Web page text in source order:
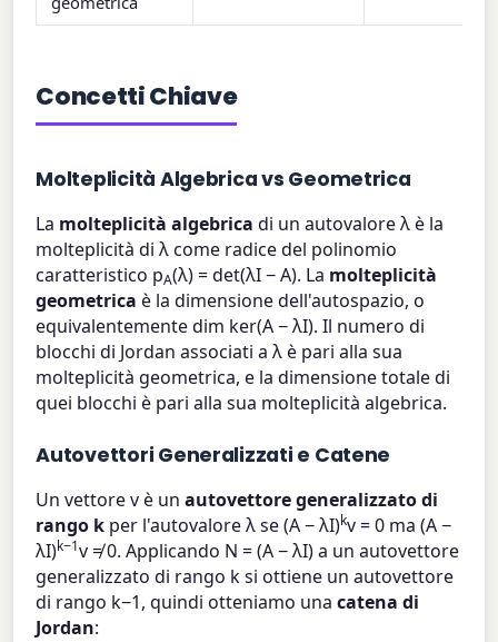
Concetti Chiave
Molteplicità Algebrica vs Geometrica
La molteplicità algebrica di un autovalore λ è la
molteplicità di λ come radice del polinomio
caratteristico pA(λ) = det(λI − A). La molteplicità
geometrica è la dimensione dell'autospazio, o
equivalentemente dim ker(A − λI). Il numero di
blocchi di Jordan associati a λ è pari alla sua
molteplicità geometrica, e la dimensione totale di
quei blocchi è pari alla sua molteplicità algebrica.
Autovettori Generalizzati e Catene
Un vettore v è unautovettore generalizzato di
rango k per l'autovalore λ se (A − λI)kv = 0 ma (A −
λI)k−1v ≠ 0. Applicando N = (A − λI) a un autovettore
generalizzato di rango k si ottiene un autovettore
di rango k−1, quindi otteniamo unacatena di
Jordan: